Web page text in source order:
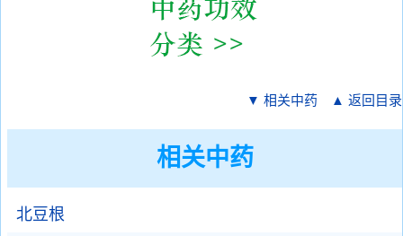
▼ 相关中药 ▲ 返回目录
相关中药
北豆根